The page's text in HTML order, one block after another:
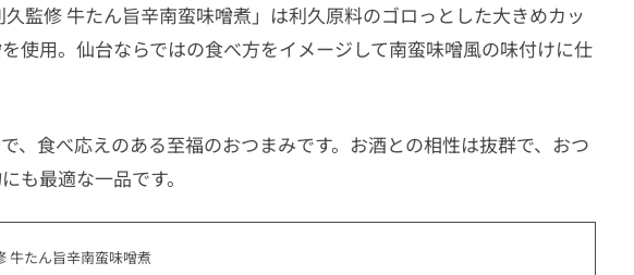
久監修 牛たん旨辛南蛮味噌煮」は利久原料のゴロっとした大きめカッ
使用。仙台ならではの食べ方をイメージして南蛮味噌風の味付けに仕
、食べ応えのある至福のおつまみです。お酒との相性は抜群で、おつ
も最適な一品です。
牛たん旨辛南蛮味噌煮